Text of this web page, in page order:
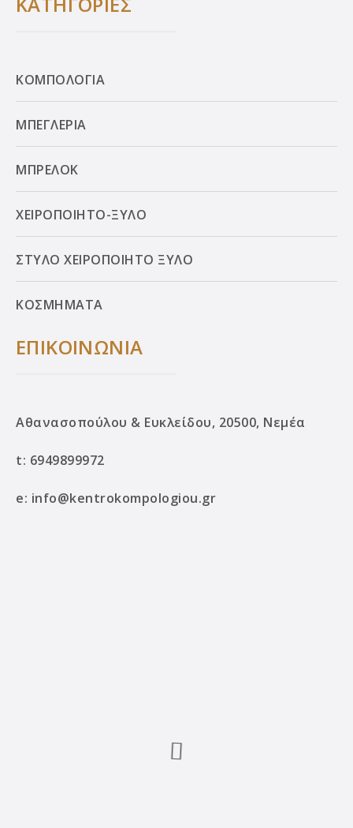
ΚΟΜΠΟΛΟΓΙΑ
ΜΠΕΓΛΕΡΙΑ
ΜΠΡΕΛΟΚ
ΧΕΙΡΟΠΟΙΗΤΟ-ΞΥΛΟ
ΣΤΥΛΟ ΧΕΙΡΟΠΟΙΗΤΟ ΞΥΛΟ
ΚΟΣΜΗΜΑΤΑ
ΕΠΙΚΟΙΝΩΝΙΑ
Αθανασοπούλου & Ευκλείδου, 20500, Νεμέα
t: 6949899972
e: info@kentrokompologiou.gr